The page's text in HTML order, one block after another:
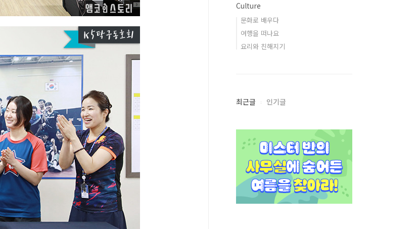
Culture
문화로 배우다
여행을 떠나요
요리와 친해지기
최근글 인기글